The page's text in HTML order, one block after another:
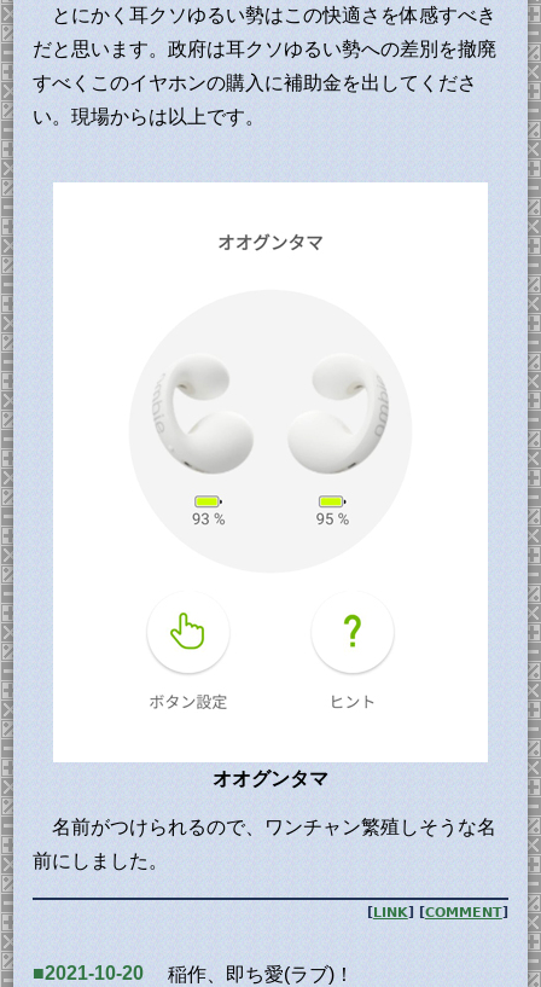
とにかく耳クソゆるい勢はこの快適さを体感すべき
だと思います。政府は耳クソゆるい勢への差別を撤廃
すべくこのイヤホンの購入に補助金を出してくださ
い。現場からは以上です。
オオグンタマ
名前がつけられるので、ワンチャン繁殖しそうな名
前にしました。
LINK] [ COMMENT]
■2021-10-20 稲作、即ち愛(ラブ)！